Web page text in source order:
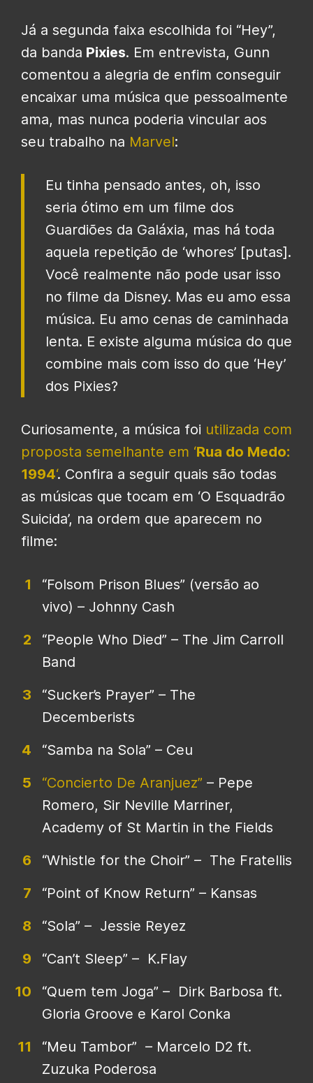
Já a segunda faixa escolhida foi “Hey”,
da banda Pixies. Em entrevista, Gunn
comentou a alegria de enfim conseguir
encaixar uma música que pessoalmente
ama, mas nunca poderia vincular aos
seu trabalho na Marvel:
Eu tinha pensado antes, oh, isso
seria ótimo em um filme dos
Guardiões da Galáxia, mas há toda
aquela repetição de ‘whores’ [putas].
Você realmente não pode usar isso
no filme da Disney. Mas eu amo essa
música. Eu amo cenas de caminhada
lenta. E existe alguma música do que
combine mais com isso do que ‘Hey’
dos Pixies?
Curiosamente, a música foi utilizada com
proposta semelhante em ‘Rua do Medo:
1994‘. Confira a seguir quais são todas
as músicas que tocam em ‘O Esquadrão
Suicida’, na ordem que aparecem no
filme:
“Folsom Prison Blues” (versão ao
vivo) – Johnny Cash
“People Who Died” – The Jim Carroll
Band
“Sucker’s Prayer” – The
Decemberists
“Samba na Sola” – Ceu
“Concierto De Aranjuez” – Pepe
Romero, Sir Neville Marriner,
Academy of St Martin in the Fields
“Whistle for the Choir” – The Fratellis
“Point of Know Return” – Kansas
“Sola” – Jessie Reyez
“Can’t Sleep” – K.Flay
“Quem tem Joga” – Dirk Barbosa ft.
Gloria Groove e Karol Conka
“Meu Tambor” – Marcelo D2 ft.
Zuzuka Poderosa